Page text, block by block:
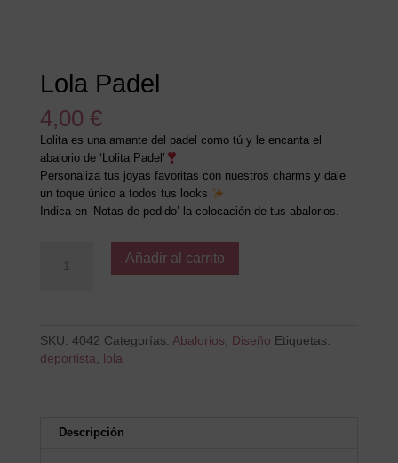
Lola Padel
4,00 €
Lolita es una amante del padel como tú y le encanta el
abalorio de ‘Lolita Padel’
Personaliza tus joyas favoritas con nuestros charms y dale
un toque único a todos tus looks
Indica en ‘Notas de pedido’ la colocación de tus abalorios.
Padel
Añadir al carrito
SKU: 4042 Categorías: Abalorios, Diseño Etiquetas:
deportista, lola
Descripción